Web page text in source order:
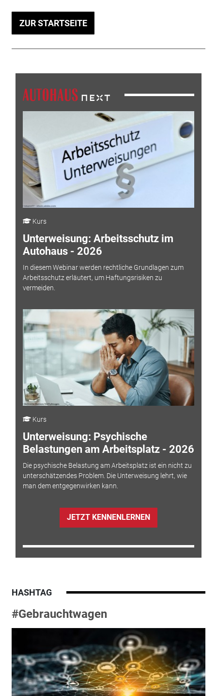
ZUR STARTSEITE
Kurs
Unterweisung: Arbeitsschutz im
Autohaus - 2026
In diesem Webinar werden rechtliche Grundlagen zum
Arbeitsschutz erläutert, um Haftungsrisiken zu
vermeiden.
Kurs
Unterweisung: Psychische
Belastungen am Arbeitsplatz - 2026
Die psychische Belastung am Arbeitsplatz ist ein nicht zu
unterschätzendes Problem. Die Unterweisung lehrt, wie
man dem entgegenwirken kann.
JETZT KENNENLERNEN
HASHTAG
#Gebrauchtwagen